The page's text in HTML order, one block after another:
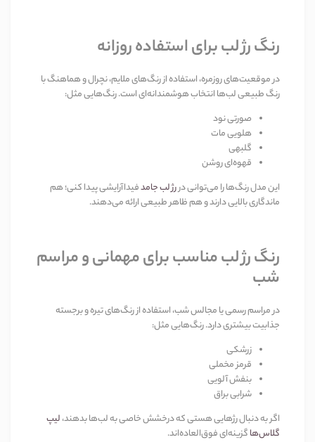
رنگ رژ لب برای استفاده روزانه
در موقعیت‌های روزمره، استفاده از رنگ‌های ملایم، نچرال و هماهنگ با
رنگ طبیعی لب‌ها انتخاب هوشمندانه‌ای است. رنگ‌هایی مثل:
صورتی نود
هلویی مات
گلبهی
قهوه‌ای روشن
این مدل رنگ‌ها را می‌توانی دررژ لب جامدفیداآرایشی پیدا کنی؛ هم
ماندگاری بالایی دارند و هم ظاهر طبیعی ارائه می‌دهند.
رنگ رژ لب مناسب برای مهمانی و مراسم
شب
در مراسم رسمی یا مجالس شب، استفاده از رنگ‌های تیره و برجسته
جذابیت بیشتری دارد. رنگ‌هایی مثل:
زرشکی
قرمز مخملی
بنفش آلویی
شرابی براق
اگر به دنبال رژهایی هستی که درخشش خاصی به لب‌ها بدهند،لیپ
گلاس‌هاگزینه‌ای فوق‌العاده‌اند.